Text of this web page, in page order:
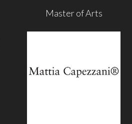
Master of Arts